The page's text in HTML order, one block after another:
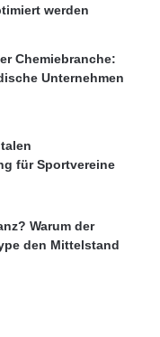
werden
Chemiebranche:
Unternehmen
für Sportvereine
Warum der
den Mittelstand